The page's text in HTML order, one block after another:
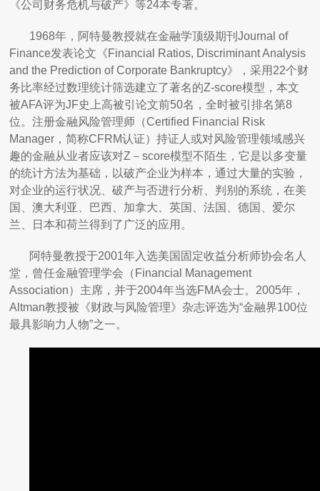
《公司财务危机与破产》等24本专著。
1968年，阿特曼教授就在金融学顶级期刊Journal of
Finance发表论文《Financial Ratios, Discriminant Analysis
and the Prediction of Corporate Bankruptcy》，采用22个财
务比率经过数理统计筛选建立了著名的Z-score模型，本文
被AFA评为JF史上高被引论文前50名，全时被引排名第8
位。注册金融风险管理师（Certified Financial Risk
Manager，简称CFRM认证）持证人或对风险管理领域感兴
趣的金融从业者应该对Z－score模型不陌生，它是以多变量
的统计方法为基础，以破产企业为样本，通过大量的实验，
对企业的运行状况、破产与否进行分析、判别的系统，在美
国、澳大利亚、巴西、加拿大、英国、法国、德国、爱尔
兰、日本和荷兰得到了广泛的应用。
阿特曼教授于2001年入选美国固定收益分析师协会名人
堂，曾任金融管理学会（Financial Management
Association）主席，并于2004年当选FMA会士。2005年，
Altman教授被《财政与风险管理》杂志评选为“金融界100位
最具影响力人物”之一。